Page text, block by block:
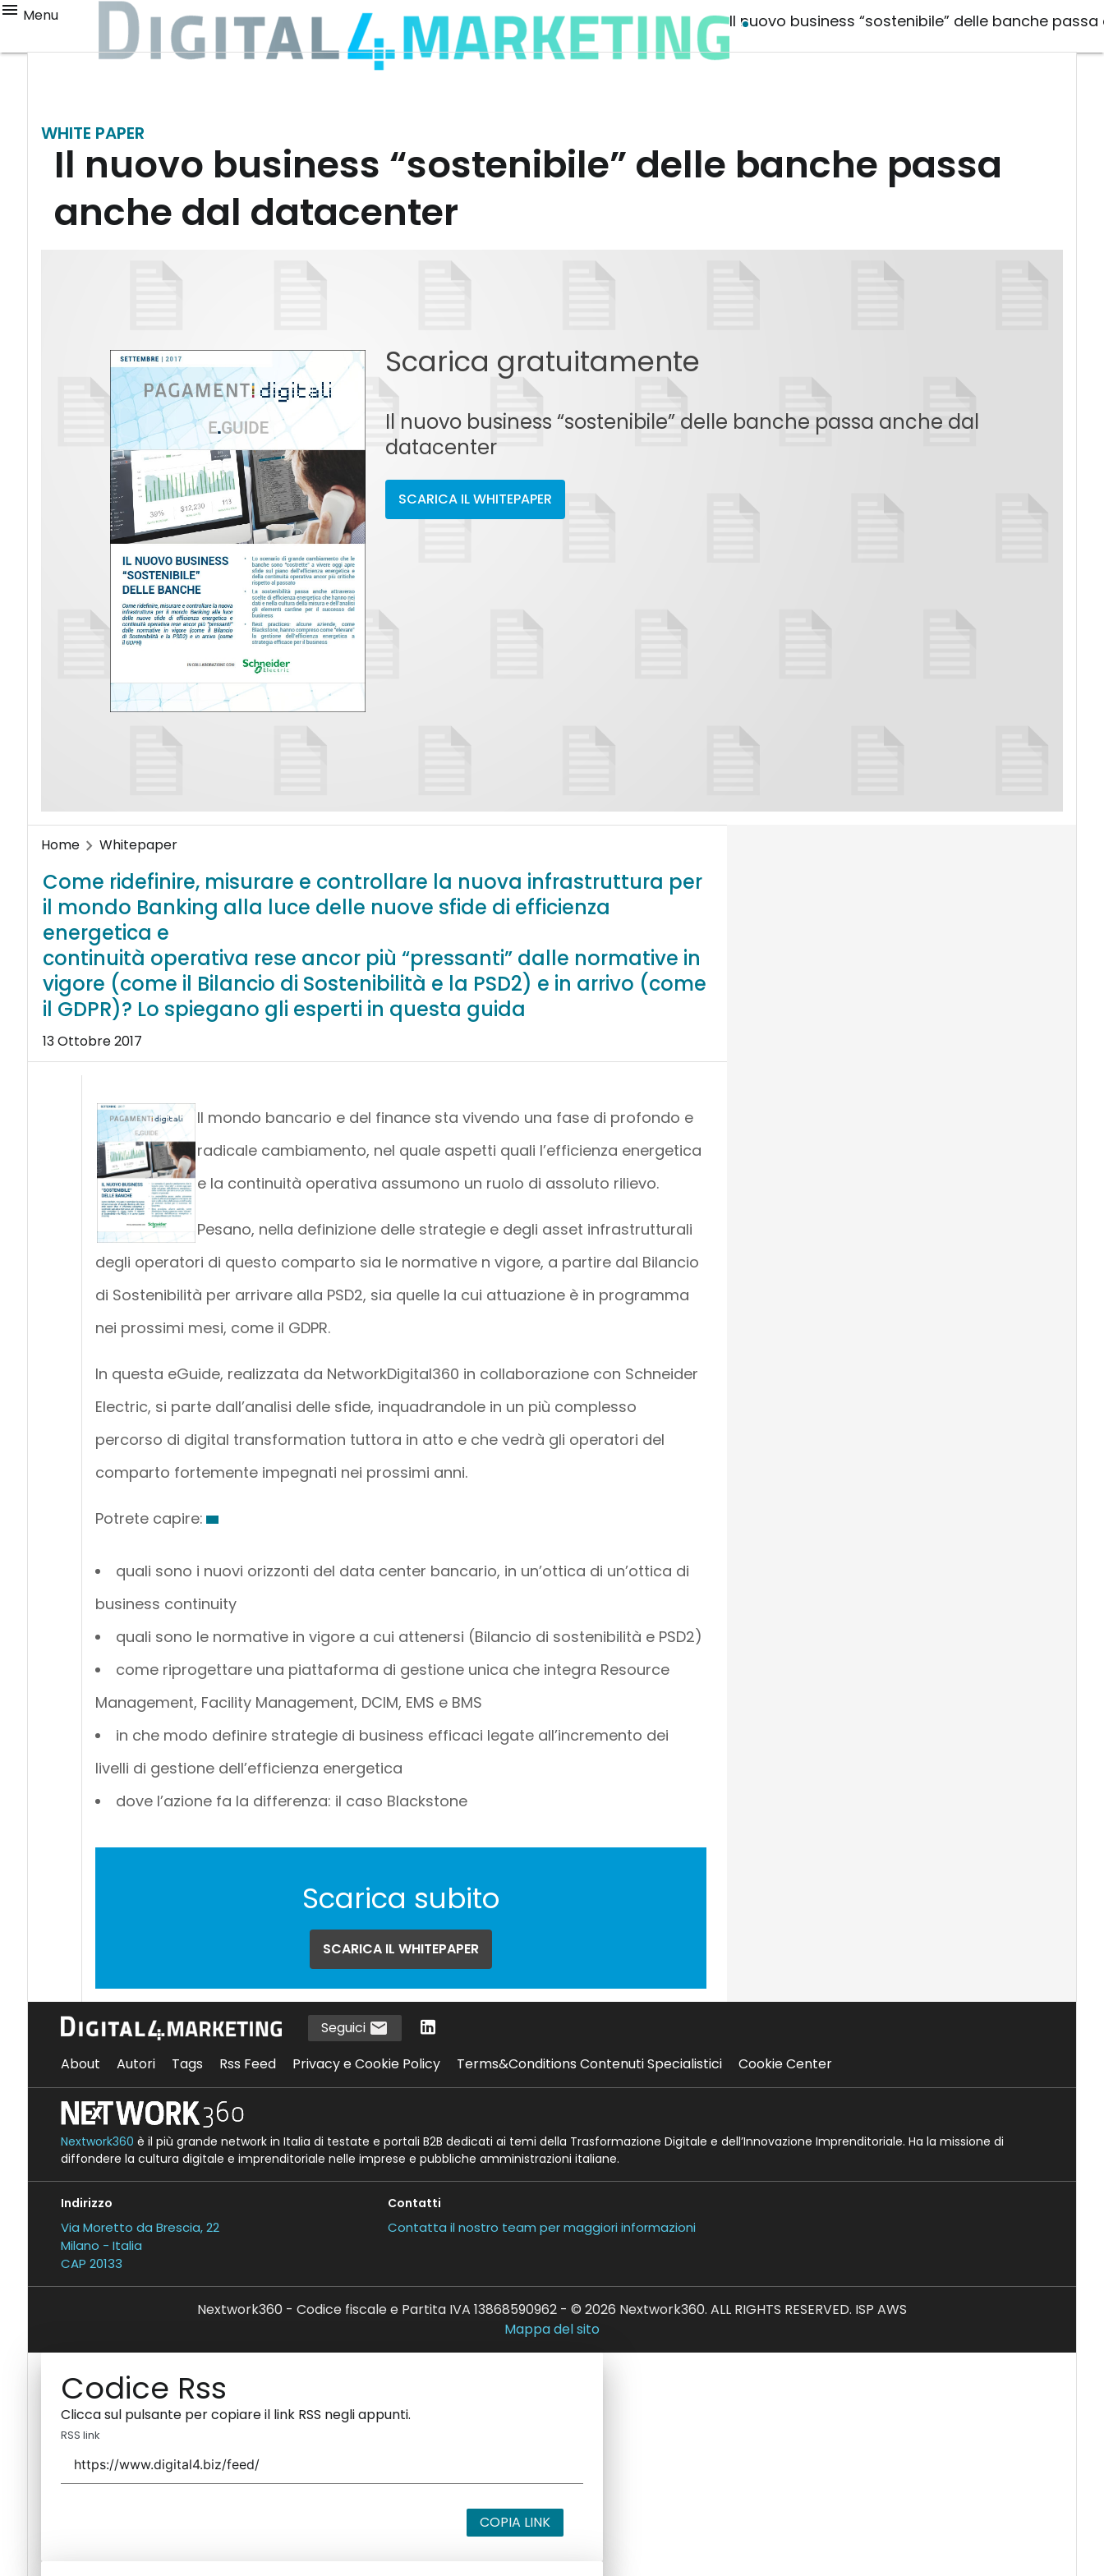
Menu Il nuovo business “sostenibile” delle banche
WHITE PAPER
Il nuovo business “sostenibile” delle banche passa
anche dal datacenter
Scarica gratuitamente
Il nuovo business “sostenibile” delle banche passa anche dal
datacenter
SCARICA IL WHITEPAPER
Home Whitepaper
Come ridefinire, misurare e controllare la nuova infrastruttura per
il mondo Banking alla luce delle nuove sfide di efficienza
energetica e
continuità operativa rese ancor più “pressanti” dalle normative in
vigore (come il Bilancio di Sostenibilità e la PSD2) e in arrivo (come
il GDPR)? Lo spiegano gli esperti in questa guida
13 Ottobre 2017
Il mondo bancario e del finance sta vivendo una fase di profondo e
radicale cambiamento, nel quale aspetti quali l’efficienza energetica
e la continuità operativa assumono un ruolo di assoluto rilievo.
Pesano, nella definizione delle strategie e degli asset infrastrutturali
degli operatori di questo comparto sia le normative n vigore, a partire dal Bilancio
di Sostenibilità per arrivare alla PSD2, sia quelle la cui attuazione è in programma
nei prossimi mesi, come il GDPR.
In questa eGuide, realizzata da NetworkDigital360 in collaborazione con Schneider
Electric, si parte dall’analisi delle sfide, inquadrandole in un più complesso
percorso di digital transformation tuttora in atto e che vedrà gli operatori del
comparto fortemente impegnati nei prossimi anni.
Potrete capire:
quali sono i nuovi orizzonti del data center bancario, in un’ottica di un’ottica di
business continuity
quali sono le normative in vigore a cui attenersi (Bilancio di sostenibilità e PSD2)
come riprogettare una piattaforma di gestione unica che integra Resource
Management, Facility Management, DCIM, EMS e BMS
in che modo definire strategie di business efficaci legate all’incremento dei
livelli di gestione dell’efficienza energetica
dove l’azione fa la differenza: il caso Blackstone
Scarica subito
SCARICA IL WHITEPAPER
Seguici
About
Autori Tags Rss Feed Privacy e Cookie Policy Terms&Conditions Contenuti Specialistici Cookie Center
Nextwork360 è il più grande network in Italia di testate e portali B2B dedicati ai temi della Trasformazione Digitale e dell’Innovazione Imprenditoriale. Ha la missione di
diffondere la cultura digitale e imprenditoriale nelle imprese e pubbliche amministrazioni italiane.
Indirizzo
Via Moretto da Brescia, 22
Milano - Italia
CAP 20133
Contatti
Contatta il nostro team per maggiori informazioni
Nextwork360 - Codice fiscale e Partita IVA 13868590962 - © 2026 Nextwork360. ALL RIGHTS RESERVED. ISP AWS
Mappa del sito
Codice Rss
Clicca sul pulsante per copiare il link RSS negli appunti.
RSS link
COPIA LINK